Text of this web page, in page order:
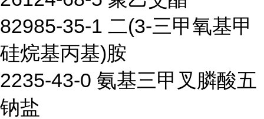
82985-35-1 二(3-三甲氧基甲
硅烷基丙基)胺
2235-43-0 氨基三甲叉膦酸五
钠盐